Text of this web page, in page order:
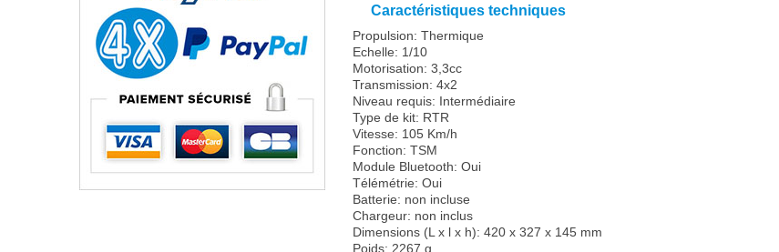
Caractéristiques techniques
Propulsion: Thermique
Echelle: 1/10
Motorisation: 3,3cc
Transmission: 4x2
Niveau requis: Intermédiaire
Type de kit: RTR
Vitesse: 105 Km/h
Fonction: TSM
Module Bluetooth: Oui
Télémétrie: Oui
Batterie: non incluse
Chargeur: non inclus
Dimensions (L x l x h): 420 x 327 x 145 mm
Poids: 2267 g